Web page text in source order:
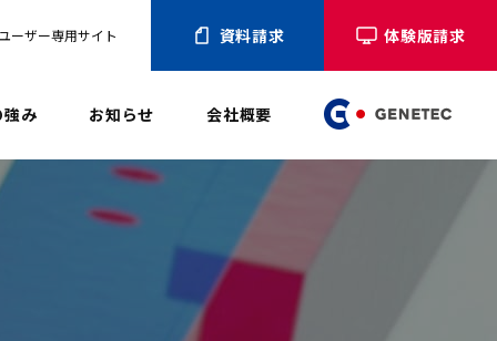
ユーザー専用サイト 資料請求 体験版請求
強み お知らせ 会社概要